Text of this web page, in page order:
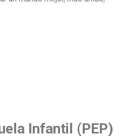
Infantil (PEP)